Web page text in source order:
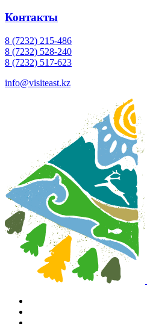
Контакты
8 (7232) 215-486
8 (7232) 528-240
8 (7232) 517-623
info@visiteast.kz